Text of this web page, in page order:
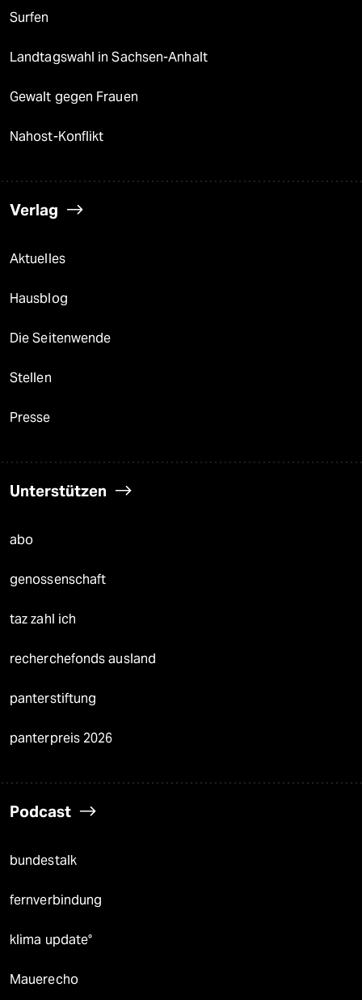
Surfen
Landtagswahl in Sachsen-Anhalt
Gewalt gegen Frauen
Nahost-Konflikt
Verlag
Aktuelles
Hausblog
Die Seitenwende
Stellen
Presse
Unterstützen
abo
genossenschaft
taz zahl ich
recherchefonds ausland
panterstiftung
panterpreis 2026
Podcast
bundestalk
fernverbindung
klima update°
Mauerecho